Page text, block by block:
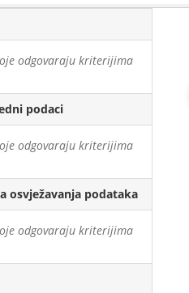
odgovaraju kriterijima
podaci
odgovaraju kriterijima
osvježavanja podataka
odgovaraju kriterijima